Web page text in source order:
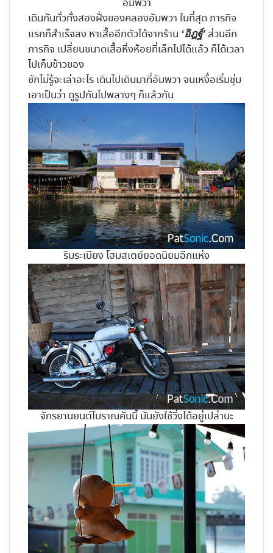
อัมพวา
เดินกันทั่วทั้งสองฝั่งของคลองอัมพวา ในที่สุด ภารกิจ
แรกก็สำเร็จลง หาเสื้ออีกตัวได้จากร้าน ‘อิฎฐ์’ ส่วนอีก
ภารกิจ เปลี่ยนขนาดเสื้อหิ่งห้อยที่เล็กไปได้แล้ว ก็ได้เวลา
ไปเก็บข้าวของ
ชักไม่รู้จะเล่าอะไร เดินไปเดินมาที่อัมพวา จนเหงื่อเริ่มชุ่ม
เอาเป็นว่า ดูรูปกันไปพลางๆ ก็แล้วกัน
ริมระเบียง โฮมสเตย์ยอดนิยมอีกแห่ง
จักรยานยนต์โบราณคันนี้ มันยังใช้วิ่งได้อยู่เปล่านะ